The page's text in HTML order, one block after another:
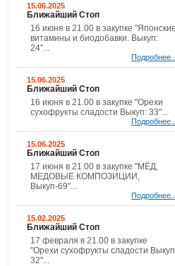
15.06.2025
Ближайший Стоп
16 июня в 21.00 в закупке "Японские
витамины и биодобавки. Выкуп:
24"...
Подробнее...
15.06.2025
Ближайший Стоп
16 июня в 21.00 в закупке "Орехи
сухофрукты сладости Выкуп: 33"...
Подробнее...
15.06.2025
Ближайший Стоп
17 июня в 21.00 в закупке "МЁД,
МЕДОВЫЕ КОМПОЗИЦИИ,
Выкуп-69"...
Подробнее...
15.02.2025
Ближайший Стоп
17 февраля в 21.00 в закупке
"Орехи сухофрукты сладости
32"...